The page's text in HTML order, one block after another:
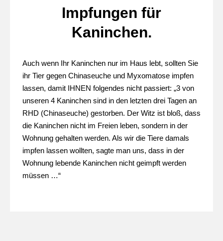
Impfungen für
Kaninchen.
Auch wenn Ihr Kaninchen nur im Haus lebt, sollten Sie
ihr Tier gegen Chinaseuche und Myxomatose impfen
lassen, damit IHNEN folgendes nicht passiert: „3 von
unseren 4 Kaninchen sind in den letzten drei Tagen an
RHD (Chinaseuche) gestorben. Der Witz ist bloß, dass
die Kaninchen nicht im Freien leben, sondern in der
Wohnung gehalten werden. Als wir die Tiere damals
impfen lassen wollten, sagte man uns, dass in der
Wohnung lebende Kaninchen nicht geimpft werden
müssen …“